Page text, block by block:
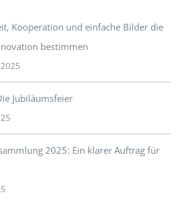
Kooperation und einfache Bilder die
bestimmen
Jubiläumsfeier
2025: Ein klarer Auftrag für